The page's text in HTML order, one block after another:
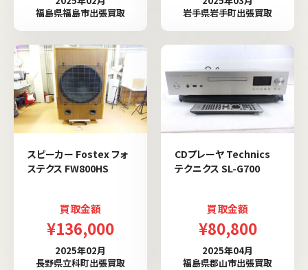
福島県福島市出張買取
岩手県岩手町出張買取
スピーカー Fostex フォ
ステクス FW800HS
買取金額
¥136,000
2025年02月
長野県立科町出張買取
CDプレーヤ Technics
テクニクス SL-G700
買取金額
¥80,800
2025年04月
福島県郡山市出張買取